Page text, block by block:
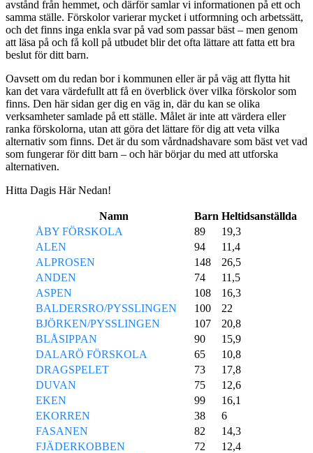
avstånd från hemmet, och därför samlar vi informationen på ett och
samma ställe. Förskolor varierar mycket i utformning och arbetssätt,
och det finns inga enkla svar på vad som passar bäst – men genom
att läsa på och få koll på utbudet blir det ofta lättare att fatta ett bra
beslut för ditt barn.
Oavsett om du redan bor i kommunen eller är på väg att flytta hit
kan det vara värdefullt att få en överblick över vilka förskolor som
finns. Den här sidan ger dig en väg in, där du kan se olika
verksamheter samlade på ett ställe. Målet är inte att värdera eller
ranka förskolorna, utan att göra det lättare för dig att veta vilka
alternativ som finns. Det är du som vårdnadshavare som bäst vet vad
som fungerar för ditt barn – och här börjar du med att utforska
alternativen.
Hitta Dagis Här Nedan!
Namn Barn Heltidsanställda
ÅBY FÖRSKOLA
89
19,3
ALEN
94
11,4
ALPROSEN
148
26,5
ANDEN
74
11,5
ASPEN
108
16,3
BALDERSRO/PYSSLINGEN
100
22
BJÖRKEN/PYSSLINGEN
107
20,8
BLÅSIPPAN
90
15,9
DALARÖ FÖRSKOLA
65
10,8
DRAGSPELET
73
17,8
DUVAN
75
12,6
EKEN
99
16,1
EKORREN
38
6
FASANEN
82
14,3
FJÄDERKOBBEN
72
12,4